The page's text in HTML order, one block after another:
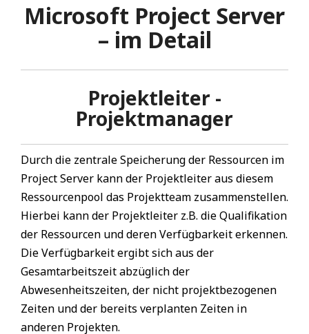
Microsoft Project Server
– im Detail
Projektleiter -
Projektmanager
Durch die zentrale Speicherung der Ressourcen im
Project Server kann der Projektleiter aus diesem
Ressourcenpool das Projektteam zusammenstellen.
Hierbei kann der Projektleiter z.B. die Qualifikation
der Ressourcen und deren Verfügbarkeit erkennen.
Die Verfügbarkeit ergibt sich aus der
Gesamtarbeitszeit abzüglich der
Abwesenheitszeiten, der nicht projektbezogenen
Zeiten und der bereits verplanten Zeiten in
anderen Projekten.